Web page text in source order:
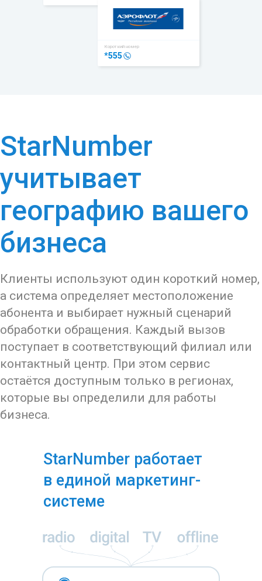
*555
Короткий номер
StarNumber
учитывает
географию вашего
бизнеса
Клиенты используют один короткий номер,
а система определяет местоположение
абонента и выбирает нужный сценарий
обработки обращения. Каждый вызов
поступает в соответствующий филиал или
контактный центр. При этом сервис
остаётся доступным только в регионах,
которые вы определили для работы
бизнеса.
StarNumber работает
в единой маркетинг-
системе